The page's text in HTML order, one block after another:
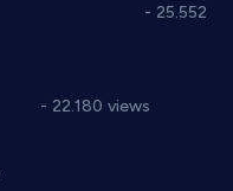
- 25.552
- 22.180 views